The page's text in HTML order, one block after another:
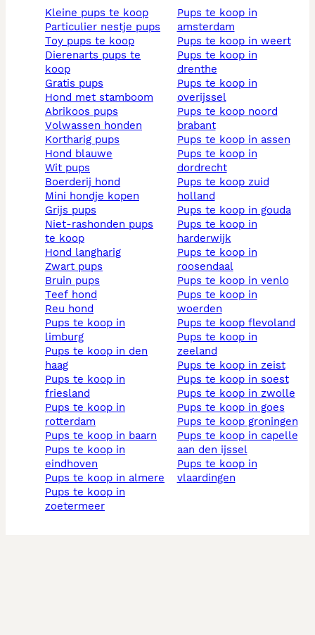
kleine pups te koop
particulier nestje pups
toy pups te koop
dierenarts pups te
koop
gratis pups
hond met stamboom
abrikoos pups
volwassen honden
kortharig pups
hond blauwe
wit pups
boerderij hond
mini hondje kopen
grijs pups
niet-rashonden pups
te koop
hond langharig
zwart pups
bruin pups
teef hond
reu hond
pups te koop in
limburg
pups te koop in den
haag
pups te koop in
friesland
pups te koop in
rotterdam
pups te koop in baarn
pups te koop in
eindhoven
pups te koop in almere
pups te koop in
zoetermeer
pups te koop in
amsterdam
pups te koop in weert
pups te koop in
drenthe
pups te koop in
overijssel
pups te koop noord
brabant
pups te koop in assen
pups te koop in
dordrecht
pups te koop zuid
holland
pups te koop in gouda
pups te koop in
harderwijk
pups te koop in
roosendaal
pups te koop in venlo
pups te koop in
woerden
pups te koop flevoland
pups te koop in
zeeland
pups te koop in zeist
pups te koop in soest
pups te koop in zwolle
pups te koop in goes
pups te koop groningen
pups te koop in capelle
aan den ijssel
pups te koop in
vlaardingen